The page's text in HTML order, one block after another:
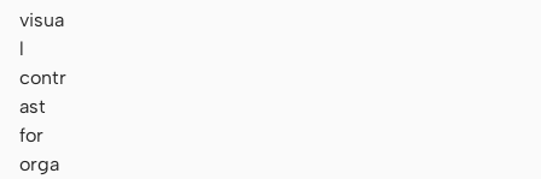
visua
l
contr
ast
for
orga